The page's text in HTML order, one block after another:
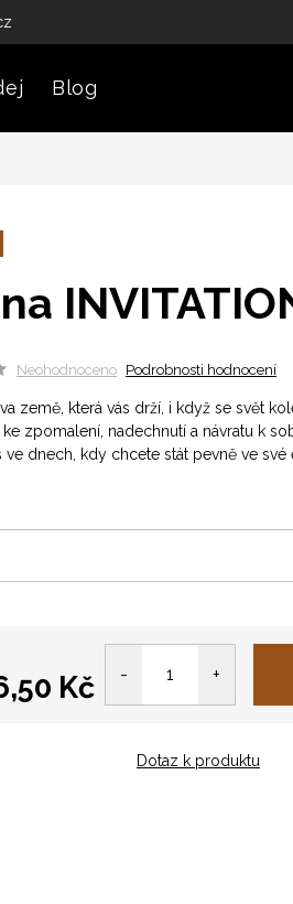
Blog
Neohodnoceno Podrobnosti hodnocení
země, která vás drží, i když se svět
zpomalení, nadechnutí a návratu k
ve dnech, kdy chcete stát pevně ve své
Kč
Dotaz k produktu